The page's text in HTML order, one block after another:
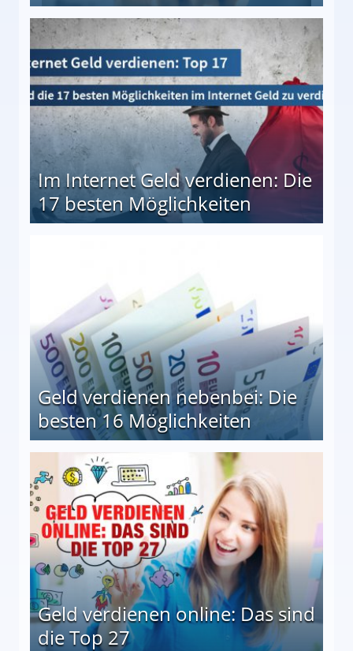
besten Möglichkeiten
Im Internet Geld verdienen: Die
17 besten Möglichkeiten
Geld verdienen nebenbei: Die
besten 16 Möglichkeiten
Geld verdienen online: Das sind
die Top 27